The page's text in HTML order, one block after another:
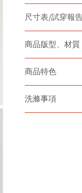
尺寸表/試穿報
商品版型、材質
商品特色
洗滌事項